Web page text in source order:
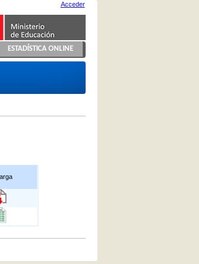
Acceder
ESTADÍSTICA ONLINE